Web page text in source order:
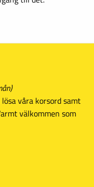
våra korsord samt
välkommen som